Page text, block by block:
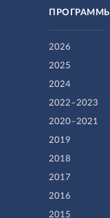
ПРОГРАММЫ
2026
2025
2024
2022–2023
2020–2021
2019
2018
2017
2016
2015